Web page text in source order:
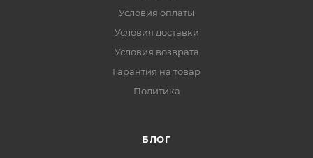
Условия оплаты
Условия доставки
Условия возврата
Гарантия на товар
Политика
БЛОГ